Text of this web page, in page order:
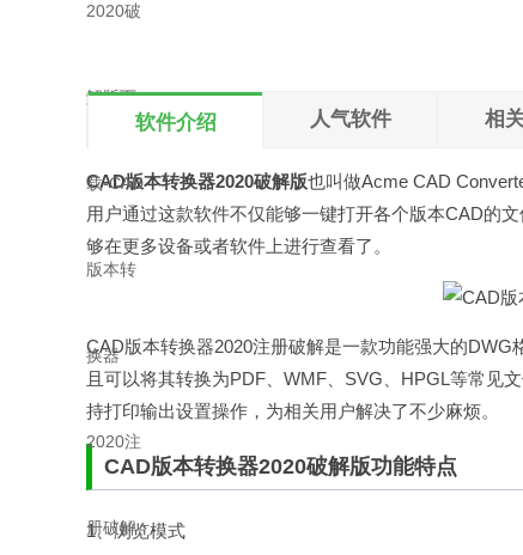
软件介绍 人气软件 相
CAD版本转换器2020破解版也叫做Acme CAD
用户通过这款软件不仅能够一键打开各个版本CAD的
够在更多设备或者软件上进行查看了。
CAD版本转换器2020注册破解是一款功能强大的
且可以将其转换为PDF、WMF、SVG、HPGL等常见
持打印输出设置操作，为相关用户解决了不少麻烦。
CAD版本转换器2020破解版功能特点
1、浏览模式